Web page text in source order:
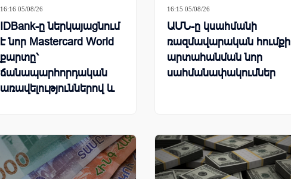
16:16 05/08/26
IDBank-ը ներկայացնում
է նոր Mastercard World
քարտը՝
ճանապարհորդական
առավելություններով և
16:15 05/08/26
ԱՄՆ-ը կսահմանի
ռազմավարական հումքի
արտահանման նոր
սահմանափակումներ